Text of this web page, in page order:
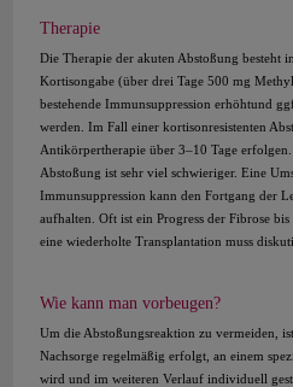
Therapie
Die Therapie der akuten Abstoßung besteht
Kortisongabe (über drei Tage 500 mg
bestehende Immunsuppression erhöhtund
werden. Im Fall einer kortisonresistenten
Antikörpertherapie über 3–10 Tage
Abstoßung ist sehr viel schwieriger. Eine
Immunsuppression kann den Fortgang der
aufhalten. Oft ist ein Progress der Fibrose
eine wiederholte Transplantation muss
Wie kann man vorbeugen?
Um die Abstoßungsreaktion zu vermeiden,
Nachsorge regelmäßig erfolgt, an einem
wird und im weiteren Verlauf individuell